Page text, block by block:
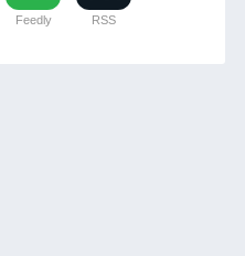
Feedly RSS